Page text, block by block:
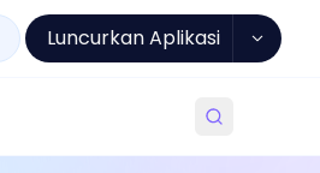
Luncurkan Aplikasi